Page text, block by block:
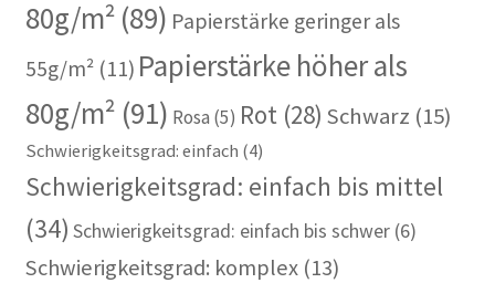
80g/m²(89) Papierstärke geringer als
55g/m²(11) Papierstärke höher als
80g/m² (91) Rosa (5) Rot (28) Schwarz (15)
Schwierigkeitsgrad: einfach (4)
Schwierigkeitsgrad: einfach bis mittel
(34) Schwierigkeitsgrad: einfach bis schwer(6)
Schwierigkeitsgrad: komplex(13)